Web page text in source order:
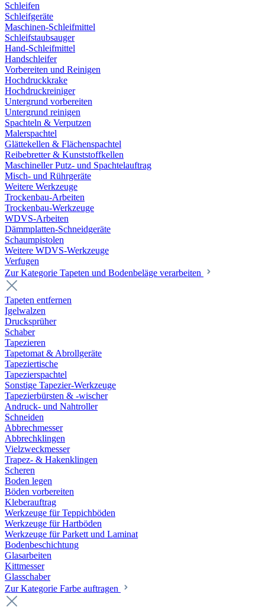
Schleifen
Schleifgeräte
Maschinen-Schleifmittel
Schleifstaubsauger
Hand-Schleifmittel
Handschleifer
Vorbereiten und Reinigen
Hochdruckkrake
Hochdruckreiniger
Untergrund vorbereiten
Untergrund reinigen
Spachteln & Verputzen
Malerspachtel
Glättekellen & Flächenspachtel
Reibebretter & Kunststoffkellen
Maschineller Putz- und Spachtelauftrag
Misch- und Rührgeräte
Weitere Werkzeuge
Trockenbau-Arbeiten
Trockenbau-Werkzeuge
WDVS-Arbeiten
Dämmplatten-Schneidgeräte
Schaumpistolen
Weitere WDVS-Werkzeuge
Verfugen
Zur Kategorie Tapeten und Bodenbeläge verarbeiten
Tapeten entfernen
Igelwalzen
Drucksprüher
Schaber
Tapezieren
Tapetomat & Abrollgeräte
Tapeziertische
Tapezierspachtel
Sonstige Tapezier-Werkzeuge
Tapezierbürsten & -wischer
Andruck- und Nahtroller
Schneiden
Abbrechmesser
Abbrechklingen
Vielzweckmesser
Trapez- & Hakenklingen
Scheren
Boden legen
Böden vorbereiten
Kleberauftrag
Werkzeuge für Teppichböden
Werkzeuge für Hartböden
Werkzeuge für Parkett und Laminat
Bodenbeschichtung
Glasarbeiten
Kittmesser
Glasschaber
Zur Kategorie Farbe auftragen